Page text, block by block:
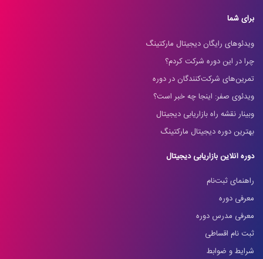
برای شما
ویدئوهای رایگان دیجیتال مارکتینگ
چرا در این دوره شرکت کردم؟
تمرین‌های شرکت‌کنندگان در دوره
ویدئوی صفر: اینجا چه خبر است؟
وبینار نقشه راه بازاریابی دیجیتال
بهترین دوره دیجیتال مارکتینگ
دوره آنلاین بازاریابی دیجیتال
راهنمای ثبت‌نام
معرفی دوره
معرفی مدرس دوره
ثبت نام اقساطی
شرایط و ضوابط